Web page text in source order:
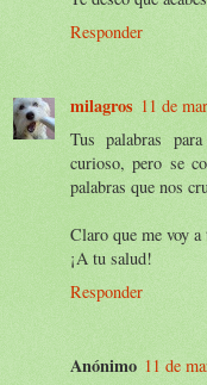
Responder
milagros 11 de
Tus palabras
curioso, pero se
palabras que nos
Claro que me voy
¡A tu salud!
Responder
Anónimo 11 de